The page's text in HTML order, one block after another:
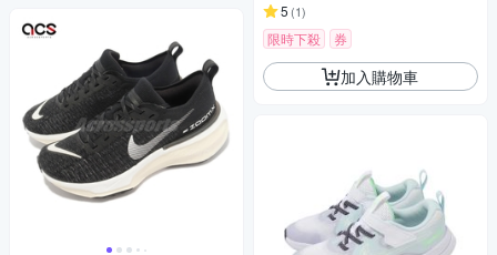
5 (1)
限時下殺 券
加入購物車